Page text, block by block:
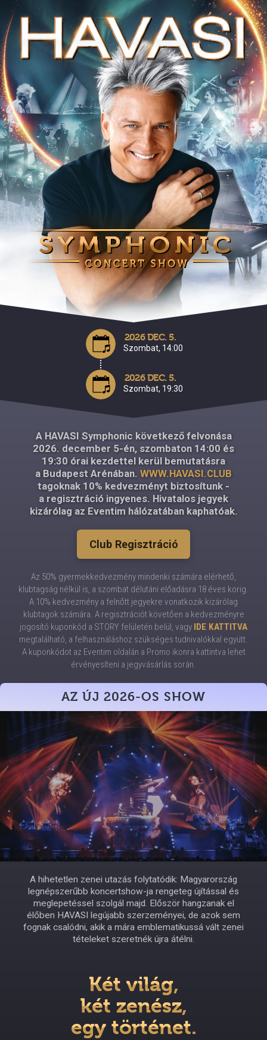
2026 DEC. 5.
Szombat, 14:00
2026 DEC. 5.
Szombat, 19:30
A HAVASI Symphonic következő felvonása
2026. december 5-én, szombaton 14:00 és
19:30 órai kezdettel kerül bemutatásra
a Budapest Arénában. WWW.HAVASI.CLUB
tagoknak 10% kedvezményt biztosítunk -
a regisztráció ingyenes. Hivatalos jegyek
kizárólag az Eventim hálózatában kaphatóak.
Club Regisztráció
Az 50% gyermekkedvezmény mindenki számára elérhető,
klubtagság nélkül is, a szombat délutáni előadásra 18 éves korig.
A 10% kedvezmény a felnőtt jegyekre vonatkozik kizárólag
klubtagok számára. A regisztrációt követően a kedvezményre
jogosító kuponkód a STORY felületén belül, vagy IDE KATTITVA
megtalálható, a felhasználáshoz szükséges tudnivalókkal együtt.
A kuponkódot az Eventim oldalán a Promo ikonra kattintva lehet
érvényesíteni a jegyvásárlás során.
AZ ÚJ 2026-OS SHOW
A hihetetlen zenei utazás folytatódik: Magyarország
legnépszerűbb koncertshow-ja rengeteg újítással és
meglepetéssel szolgál majd. Először hangzanak el
élőben HAVASI legújabb szerzeményei, de azok sem
fognak csalódni, akik a mára emblematikussá vált zenei
tételeket szeretnék újra átélni.
Két világ,
két zenész,
egy történet.